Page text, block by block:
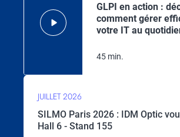
GLPI en action :
comment gérer
votre IT au
45 min.
JUILLET 2026
SILMO Paris 2026 : IDM Optic
Hall 6 - Stand 155